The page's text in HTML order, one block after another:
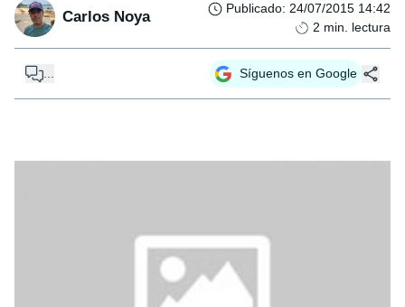
Carlos Noya Publicado: 24/07/2015 14:42
2 min. lectura
... Síguenos en Google